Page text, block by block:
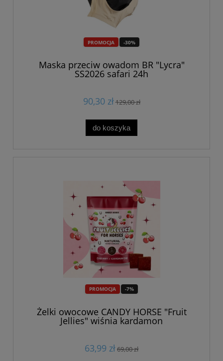
PROMOCJA -30%
Maska przeciw owadom BR "Lycra"
SS2026 safari 24h
90,30 zł129,00 zł
do koszyka
PROMOCJA -7%
Żelki owocowe CANDY HORSE "Fruit
Jellies" wiśnia kardamon
63,99 zł69,00 zł